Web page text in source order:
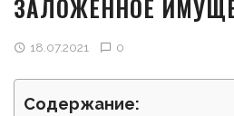
ЗАЛОЖЕННОЕ
18.07.2021 0
Содержание: